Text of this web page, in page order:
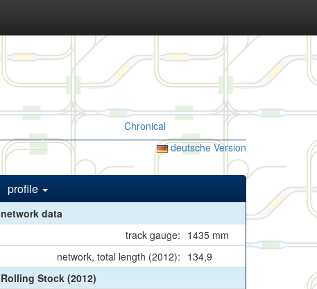
Chronical
deutsche Version
profile
network data
track gauge: 1435 mm
network, total length (2012): 134,9
Rolling Stock (2012)